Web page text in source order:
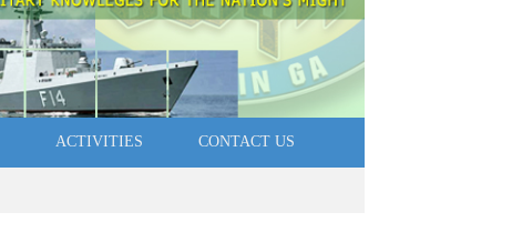
ACTIVITIES CONTACT US